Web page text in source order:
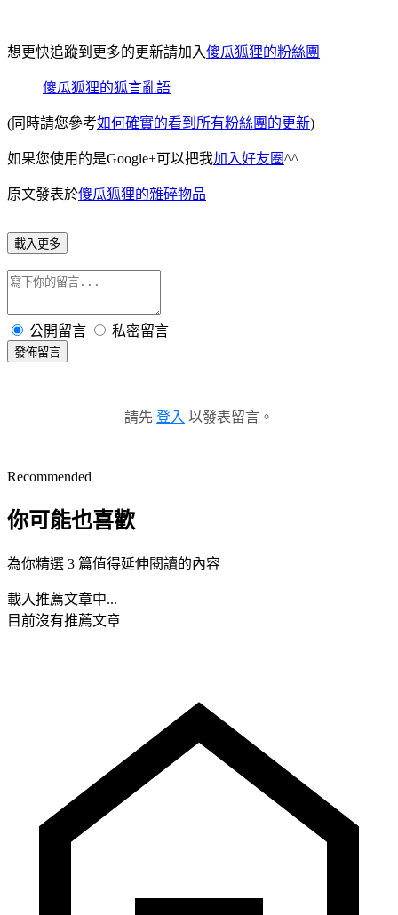
想更快追蹤到更多的更新請加入傻瓜狐狸的粉絲團
傻瓜狐狸的狐言亂語
(同時請您參考如何確實的看到所有粉絲團的更新)
如果您使用的是Google+可以把我加入好友圈^^
原文發表於傻瓜狐狸的雜碎物品
載入更多
公開留言 私密留言
發佈留言
請先 登入 以發表留言。
Recommended
你可能也喜歡
為你精選 3 篇值得延伸閱讀的內容
載入推薦文章中...
目前沒有推薦文章